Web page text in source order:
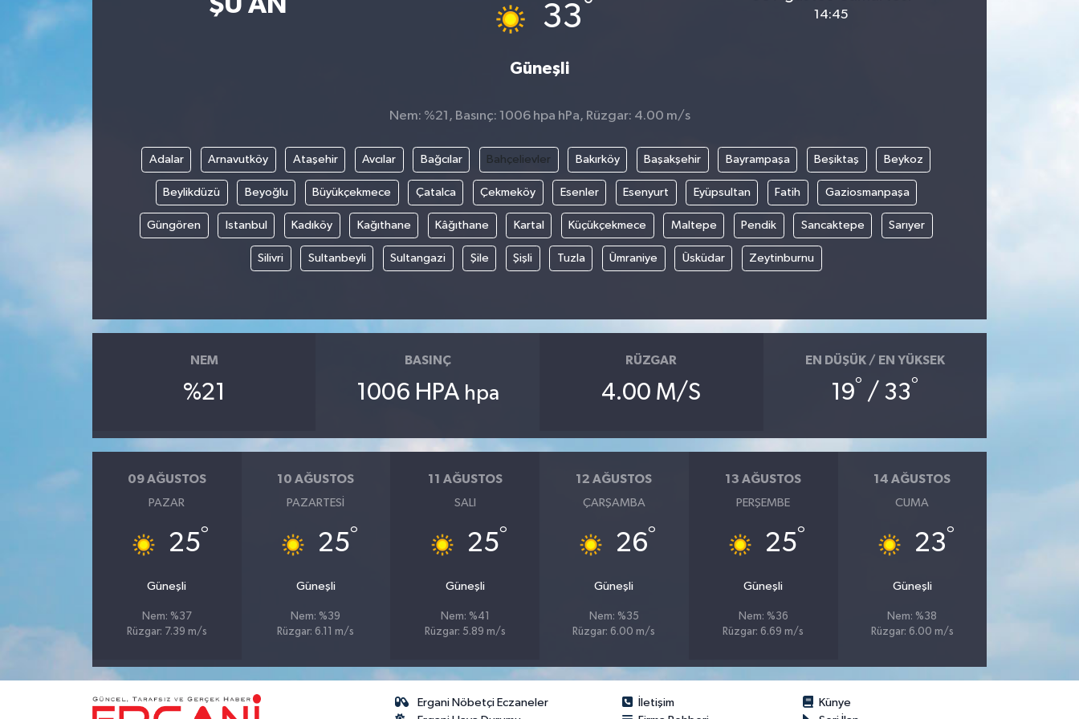
33°
Güneşli
14:45
Nem: %21, Basınç: 1006 hpa hPa, Rüzgar: 4.00 m/s
Adalar Arnavutköy Ataşehir Avcılar Bağcılar Bahçelievler Bakırköy Başakşehir Bayrampaşa Beşiktaş Beykoz
Beylikdüzü Beyoğlu Büyükçekmece Çatalca Çekmeköy Esenler Esenyurt Eyüpsultan Fatih Gaziosmanpaşa
Güngören Istanbul Kadıköy Kağıthane Kâğıthane Kartal Küçükçekmece Maltepe Pendik Sancaktepe Sarıyer
Silivri Sultanbeyli Sultangazi Şile Şişli Tuzla Ümraniye Üsküdar Zeytinburnu
NEM
%21
BASINÇ
1006 HPA hpa
RÜZGAR
4.00 M/S
EN DÜŞÜK / EN YÜKSEK
19° / 33°
09 AĞUSTOS
PAZAR
25°
Güneşli
Nem: %37
Rüzgar: 7.39 m/s
10 AĞUSTOS
PAZARTESI
25°
Güneşli
Nem: %39
Rüzgar: 6.11 m/s
11 AĞUSTOS
SALI
25°
Güneşli
Nem: %41
Rüzgar: 5.89 m/s
12 AĞUSTOS
ÇARŞAMBA
26°
Güneşli
Nem: %35
Rüzgar: 6.00 m/s
13 AĞUSTOS
PERŞEMBE
25°
Güneşli
Nem: %36
Rüzgar: 6.69 m/s
14 AĞUSTOS
CUMA
23°
Güneşli
Nem: %38
Rüzgar: 6.00 m/s
Ergani Nöbetçi Eczaneler
İletişim
Künye
Yaşam
Bi̇li̇m & Teknoloji̇